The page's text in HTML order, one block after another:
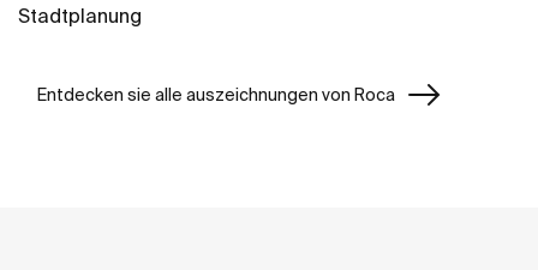
Stadtplanung
Entdecken sie alle auszeichnungen von Roca